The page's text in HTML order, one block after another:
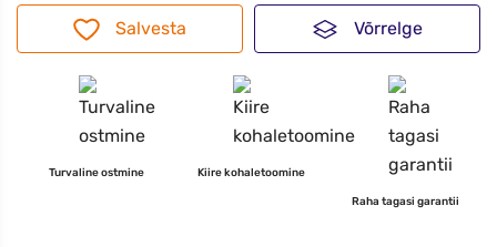
Salvesta Võrrelge
Turvaline ostmine Kiire kohaletoomine
Raha tagasi garantii